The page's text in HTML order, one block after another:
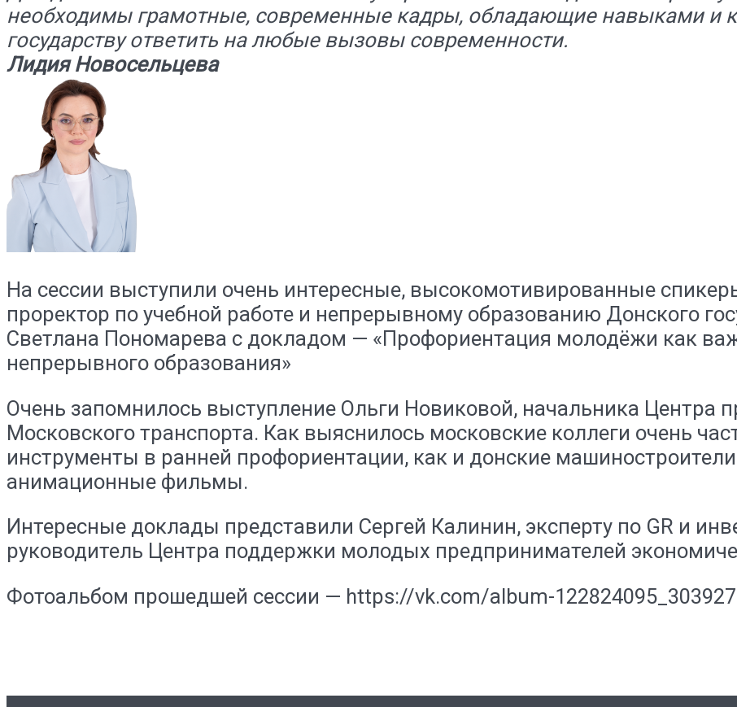
необходимы грамотные, современные кадры, обладающие навыками и
государству ответить на любые вызовы современности.
Лидия Новосельцева
На сессии выступили очень интересные, высокомотивированные
проректор по учебной работе и непрерывному образованию Донского
Светлана Пономарева с докладом — «Профориентация молодёжи как
непрерывного образования»
Очень запомнилось выступление Ольги Новиковой, начальника Центра
Московского транспорта. Как выяснилось московские коллеги очень
инструменты в ранней профориентации, как и донские
анимационные фильмы.
Интересные доклады представили Сергей Калинин, эксперту по GR и
руководитель Центра поддержки молодых предпринимателей
Фотоальбом прошедшей сессии — https://vk.com/album-